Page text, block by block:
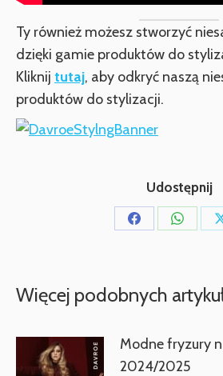
Ty również możesz stworzyć
dzięki gamie produktów do
Kliknij tutaj, aby odkryć naszą
produktów do stylizacji.
Udostępnij
Udostępnij
Więcej podobnych
Modne fryzury
2024/2025